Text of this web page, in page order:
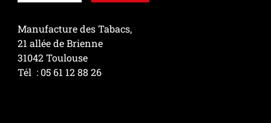
Manufacture des Tabacs,
21 allée de Brienne
31042 Toulouse
Tél : 05 61 12 88 26